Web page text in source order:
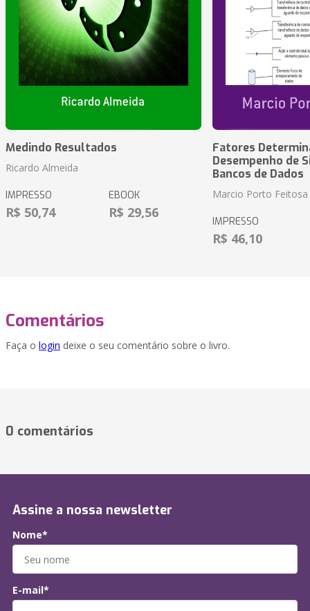
Medindo Resultados
Ricardo Almeida
IMPRESSO
R$ 50,74
EBOOK
R$ 29,56
Fatores
Desempenho de
Bancos de Dados
Marcio Porto Feitosa
IMPRESSO
R$ 46,10
Comentários
Faça o login deixe o seu comentário sobre o livro.
0 comentários
Assine a nossa newsletter
Nome*
E-mail*